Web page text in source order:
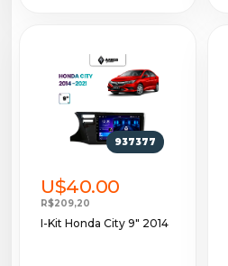
937377
U$40.00
R$209,20
I-Kit Honda City 9" 2014